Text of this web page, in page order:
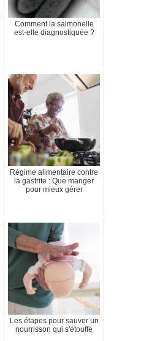
Comment la salmonelle
est-elle diagnostiquée ?
Régime alimentaire contre
la gastrite : Que manger
pour mieux gérer
Les étapes pour sauver un
nourrisson qui s'étouffe